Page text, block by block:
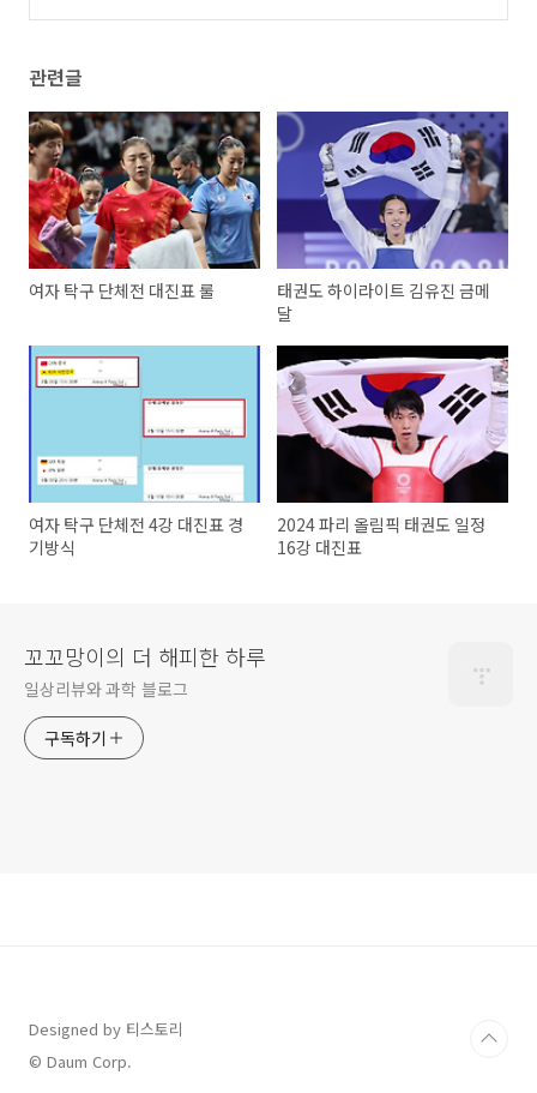
관련글
여자 탁구 단체전 대진표 룰
태권도 하이라이트 김유진 금메
달
여자 탁구 단체전 4강 대진표 경
기방식
2024 파리 올림픽 태권도 일정
16강 대진표
꼬꼬망이의 더 해피한 하루
일상리뷰와 과학 블로그
구독하기
Designed by 티스토리
© Daum Corp.